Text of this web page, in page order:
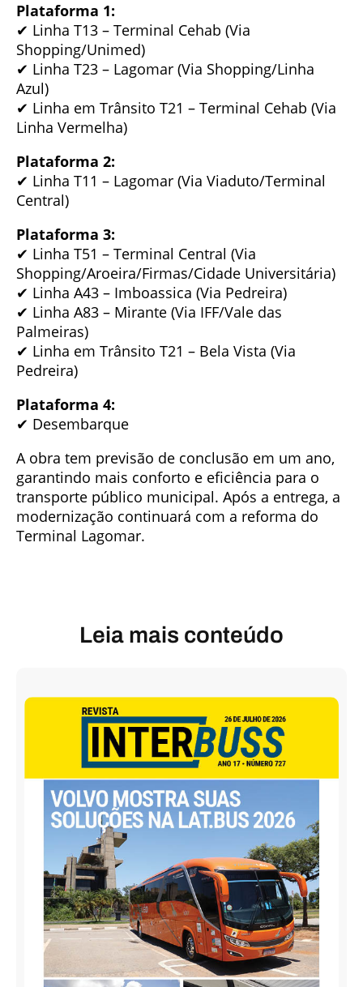
Plataforma 1:
✔ Linha T13 – Terminal Cehab (Via
Shopping/Unimed)
✔ Linha T23 – Lagomar (Via Shopping/Linha
Azul)
✔ Linha em Trânsito T21 – Terminal Cehab (Via
Linha Vermelha)
Plataforma 2:
✔ Linha T11 – Lagomar (Via Viaduto/Terminal
Central)
Plataforma 3:
✔ Linha T51 – Terminal Central (Via
Shopping/Aroeira/Firmas/Cidade Universitária)
✔ Linha A43 – Imboassica (Via Pedreira)
✔ Linha A83 – Mirante (Via IFF/Vale das
Palmeiras)
✔ Linha em Trânsito T21 – Bela Vista (Via
Pedreira)
Plataforma 4:
✔ Desembarque
A obra tem previsão de conclusão em um ano,
garantindo mais conforto e eficiência para o
transporte público municipal. Após a entrega, a
modernização continuará com a reforma do
Terminal Lagomar.
Leia mais conteúdo